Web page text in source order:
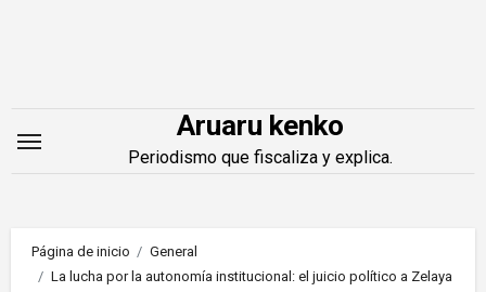
Aruaru kenko
Periodismo que fiscaliza y explica.
Página de inicio
General
La lucha por la autonomía institucional: el juicio político a Zelaya